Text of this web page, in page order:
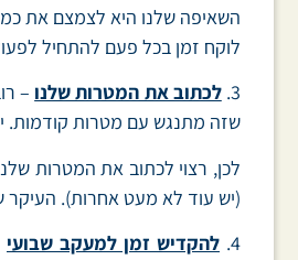
לוקח זמן בכל פעם להתחיל לפעול
3. לכתוב את המטרות שלנו –
שזה מתנגש עם מטרות קודמות.
(יש עוד לא מעט אחרות). העיקר
4. להקדיש זמן למעקב שבועי